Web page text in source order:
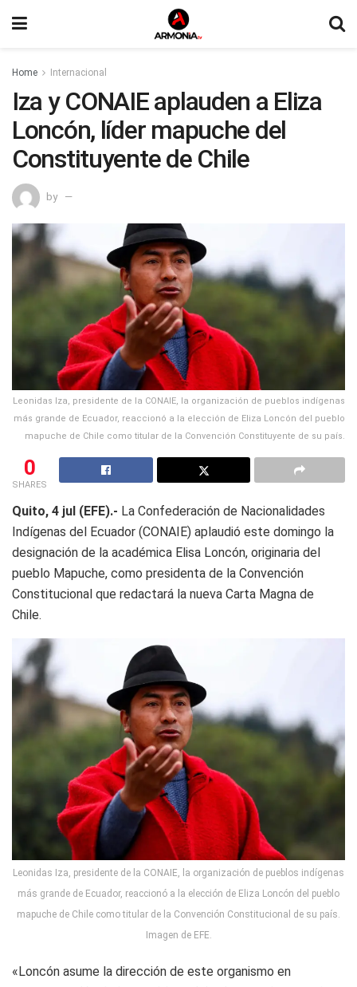
Home Internacional
Iza y CONAIE aplauden a Eliza
Loncón, líder mapuche del
Constituyente de Chile
by
Leonidas Iza, presidente de la CONAIE, la organización de pueblos indígenas
más grande de Ecuador, reaccionó a la elección de Eliza Loncón del pueblo
mapuche de Chile como titular de la Convención Constituyente de su país.
0
SHARES
Quito, 4 jul (EFE).- La Confederación de Nacionalidades
Indígenas del Ecuador (CONAIE) aplaudió este domingo la
designación de la académica Elisa Loncón, originaria del
pueblo Mapuche, como presidenta de la Convención
Constitucional que redactará la nueva Carta Magna de
Chile.
Leonidas Iza, presidente de la CONAIE, la organización de pueblos indígenas
más grande de Ecuador, reaccionó a la elección de Eliza Loncón del pueblo
mapuche de Chile como titular de la Convención Constitucional de su país.
Imagen de EFE.
«Loncón asume la dirección de este organismo en